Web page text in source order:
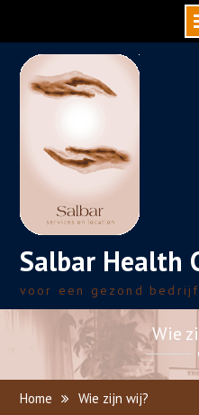
content
Salbar Health
voor een gezond
Wie
Home Wie zijn wij?